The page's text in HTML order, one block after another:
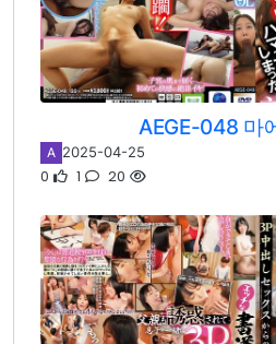
AEGE-048 마
A 2025-04-25
0 1 20